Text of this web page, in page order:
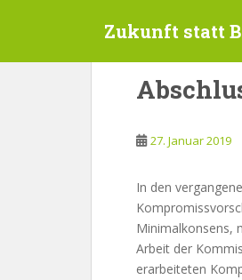
Zukunft statt
27. Januar 2019
In den
Minimalkonsens,
Arbeit der
erarbeiteten